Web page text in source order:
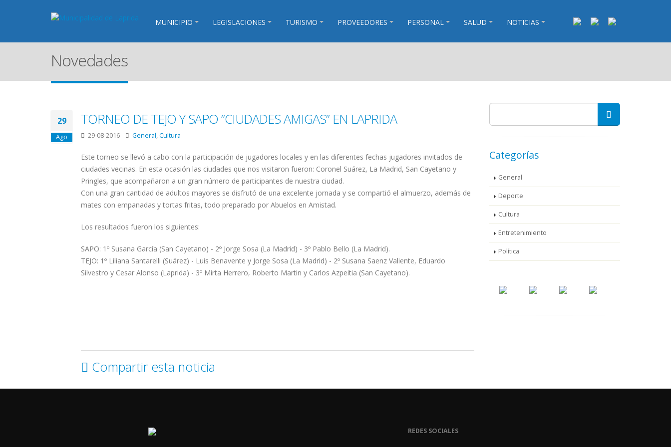
MUNICIPIO LEGISLACIONES TURISMO PROVEEDORES PERSONAL SALUD NOTICIAS
Novedades
29
Ago
TORNEO DE TEJO Y SAPO “CIUDADES AMIGAS” EN LAPRIDA
29-08-2016 General,Cultura
Este torneo se llevó a cabo con la participación de jugadores locales y en las diferentes fechas jugadores invitados de
ciudades vecinas. En esta ocasión las ciudades que nos visitaron fueron: Coronel Suárez, La Madrid, San Cayetano y
Pringles, que acompañaron a un gran número de participantes de nuestra ciudad.
Con una gran cantidad de adultos mayores se disfrutó de una excelente jornada y se compartió el almuerzo, además de
mates con empanadas y tortas fritas, todo preparado por Abuelos en Amistad.
Los resultados fueron los siguientes:
SAPO: 1º Susana García (San Cayetano) - 2º Jorge Sosa (La Madrid) - 3º Pablo Bello (La Madrid).
TEJO: 1º Liliana Santarelli (Suárez) - Luis Benavente y Jorge Sosa (La Madrid) - 2º Susana Saenz Valiente, Eduardo
Silvestro y Cesar Alonso (Laprida) - 3º Mirta Herrero, Roberto Martin y Carlos Azpeitia (San Cayetano).
Compartir esta noticia
Categorías
General
Deporte
Cultura
Entretenimiento
Política
REDES SOCIALES